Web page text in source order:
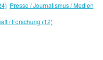
Presse / Journalismus / Medien
/ Forschung (12)